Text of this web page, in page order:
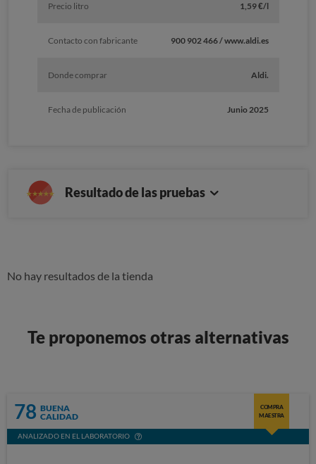
Precio litro 1,59 €/l
Contacto con fabricante 900 902 466 / www.aldi.es
Donde comprar Aldi.
Fecha de publicación Junio 2025
Resultado de las pruebas
No hay resultados de la tienda
Te proponemos otras alternativas
78 BUENA
CALIDAD
COMPRA
MAESTRA
ANALIZADO EN EL LABORATORIO